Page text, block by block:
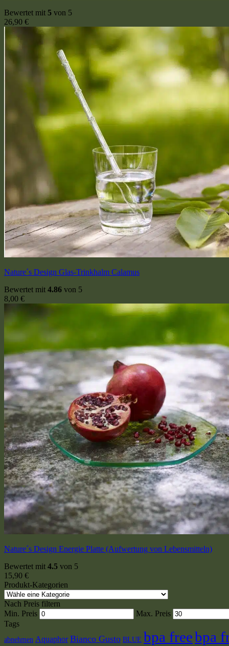
Bewertet mit 5 von 5
26,90 €
Nature´s Design Glas-Trinkhalm Calamus
Bewertet mit 4.86 von 5
8,00 €
Nature´s Design Energie Platte (Aufwertung von Lebensmitteln)
Bewertet mit 4.5 von 5
15,90 €
Produkt-Kategorien
Nach Preis filtern
Min. Preis
Max. Preis
Tags
abnehmen Aquaphor Bianco Gusto BLUE bpa freebpa